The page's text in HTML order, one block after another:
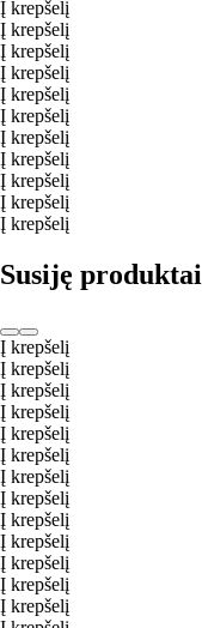
Į krepšelį
Į krepšelį
Į krepšelį
Į krepšelį
Į krepšelį
Į krepšelį
Į krepšelį
Į krepšelį
Į krepšelį
Į krepšelį
Į krepšelį
Susiję produktai
Į krepšelį
Į krepšelį
Į krepšelį
Į krepšelį
Į krepšelį
Į krepšelį
Į krepšelį
Į krepšelį
Į krepšelį
Į krepšelį
Į krepšelį
Į krepšelį
Į krepšelį